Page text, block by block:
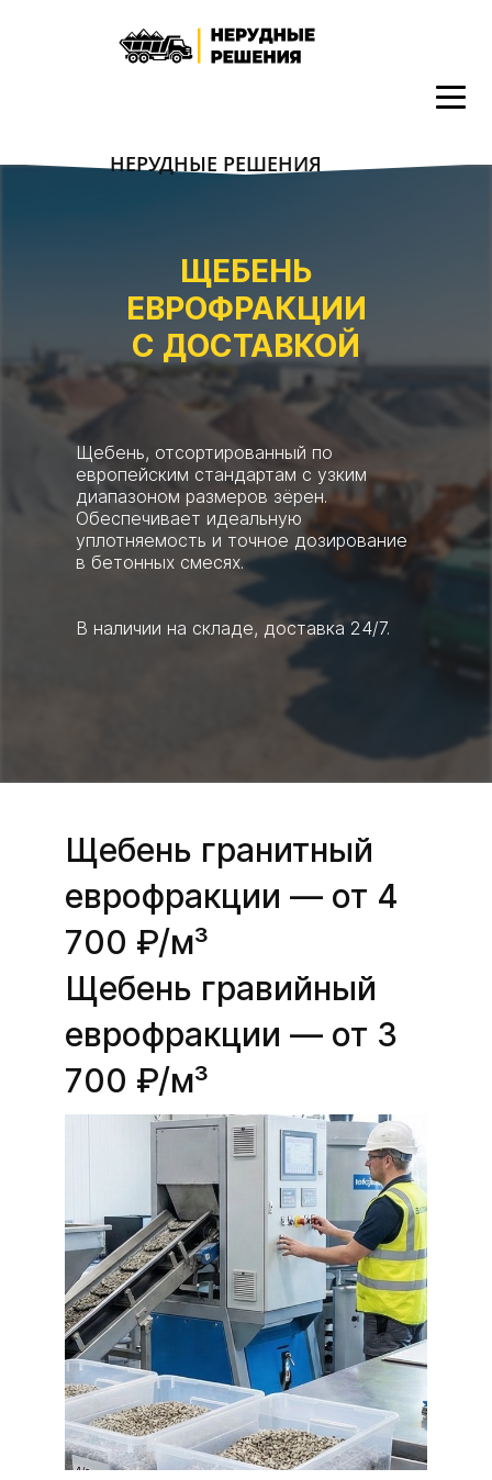
НЕРУДНЫЕ РЕШЕНИЯ
ЩЕБЕНЬ
ЕВРОФРАКЦИИ
С ДОСТАВКОЙ
Щебень, отсортированный по
европейским стандартам с узким
диапазоном размеров зёрен.
Обеспечивает идеальную
уплотняемость и точное дозирование
в бетонных смесях.
В наличии на складе, доставка 24/7.
Щебень гранитный
еврофракции — от 4
700 ₽/м³
Щебень гравийный
еврофракции — от 3
700 ₽/м³